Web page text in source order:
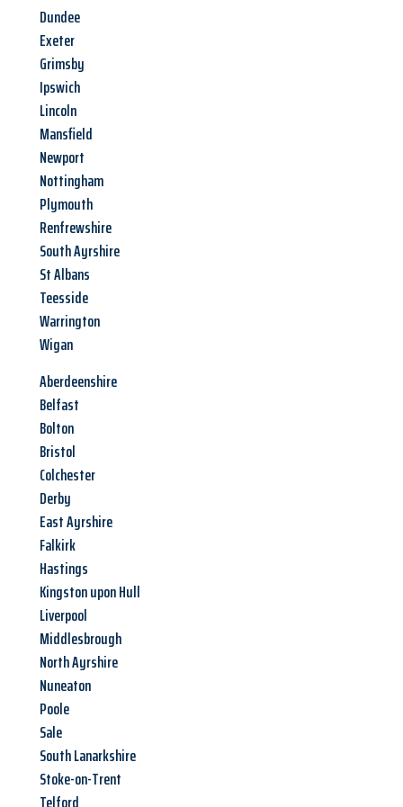
Dundee
Exeter
Grimsby
Ipswich
Lincoln
Mansfield
Newport
Nottingham
Plymouth
Renfrewshire
South Ayrshire
St Albans
Teesside
Warrington
Wigan
Aberdeenshire
Belfast
Bolton
Bristol
Colchester
Derby
East Ayrshire
Falkirk
Hastings
Kingston upon Hull
Liverpool
Middlesbrough
North Ayrshire
Nuneaton
Poole
Sale
South Lanarkshire
Stoke-on-Trent